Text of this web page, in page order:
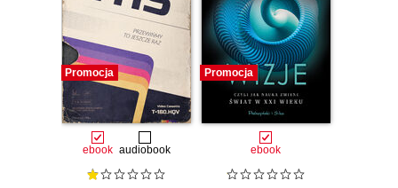
Promocja
ebook audiobook
Promocja
ebook